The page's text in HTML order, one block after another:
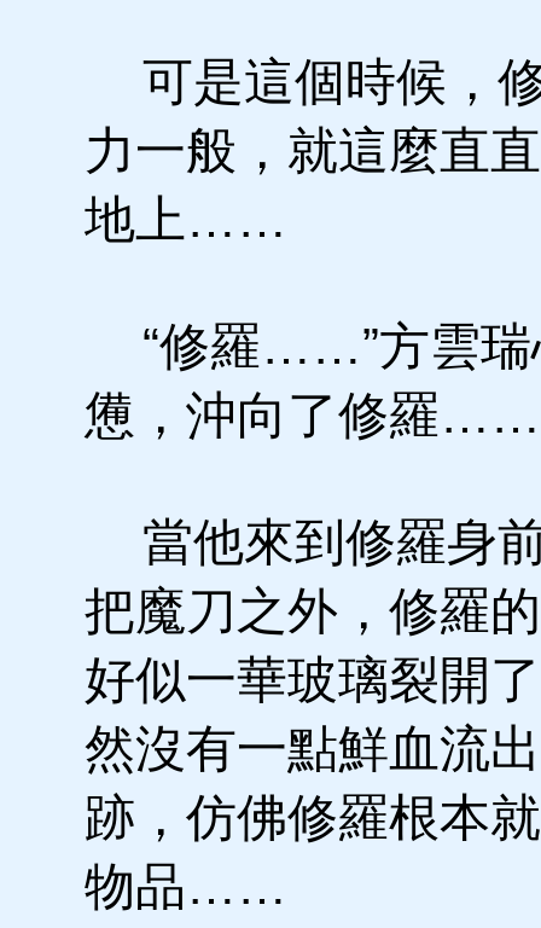
可是這個時候，
力一般，就這麼直
地上……
“修羅……”方雲瑞
憊，沖向了修羅……
當他來到修羅身
把魔刀之外，修羅
好似一華玻璃裂開
然沒有一點鮮血流
跡，仿佛修羅根本
物品……